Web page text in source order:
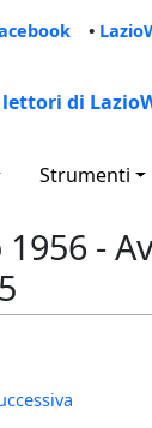
•
di
Strumenti
-